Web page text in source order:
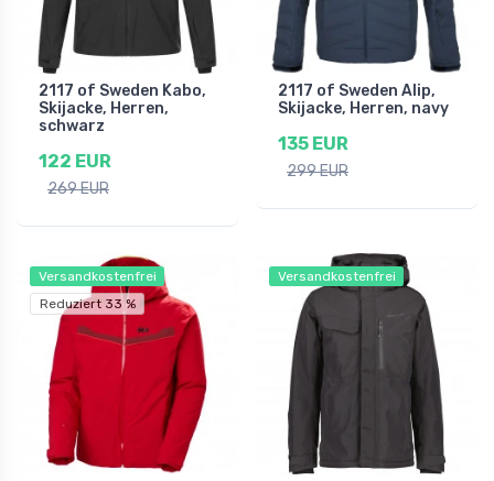
2117 of Sweden Kabo,
Skijacke, Herren,
schwarz
122 EUR
269 EUR
2117 of Sweden Alip,
Skijacke, Herren, navy
135 EUR
299 EUR
Versandkostenfrei
Reduziert 33 %
Versandkostenfrei